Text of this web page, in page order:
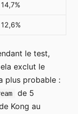
14,7%
12,6%
le test,
exclut le
plus probable :
de 5
Kong au